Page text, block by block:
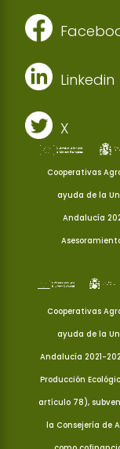
Linkedin
X
Cooperativas
ayuda de la
Andalucía
Cooperativas
ayuda de la
Andalucía 2021-
Producción
artículo 78),
la Consejería de